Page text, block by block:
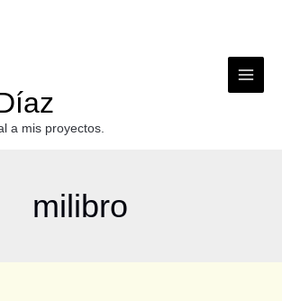
a mis proyectos.
milibro